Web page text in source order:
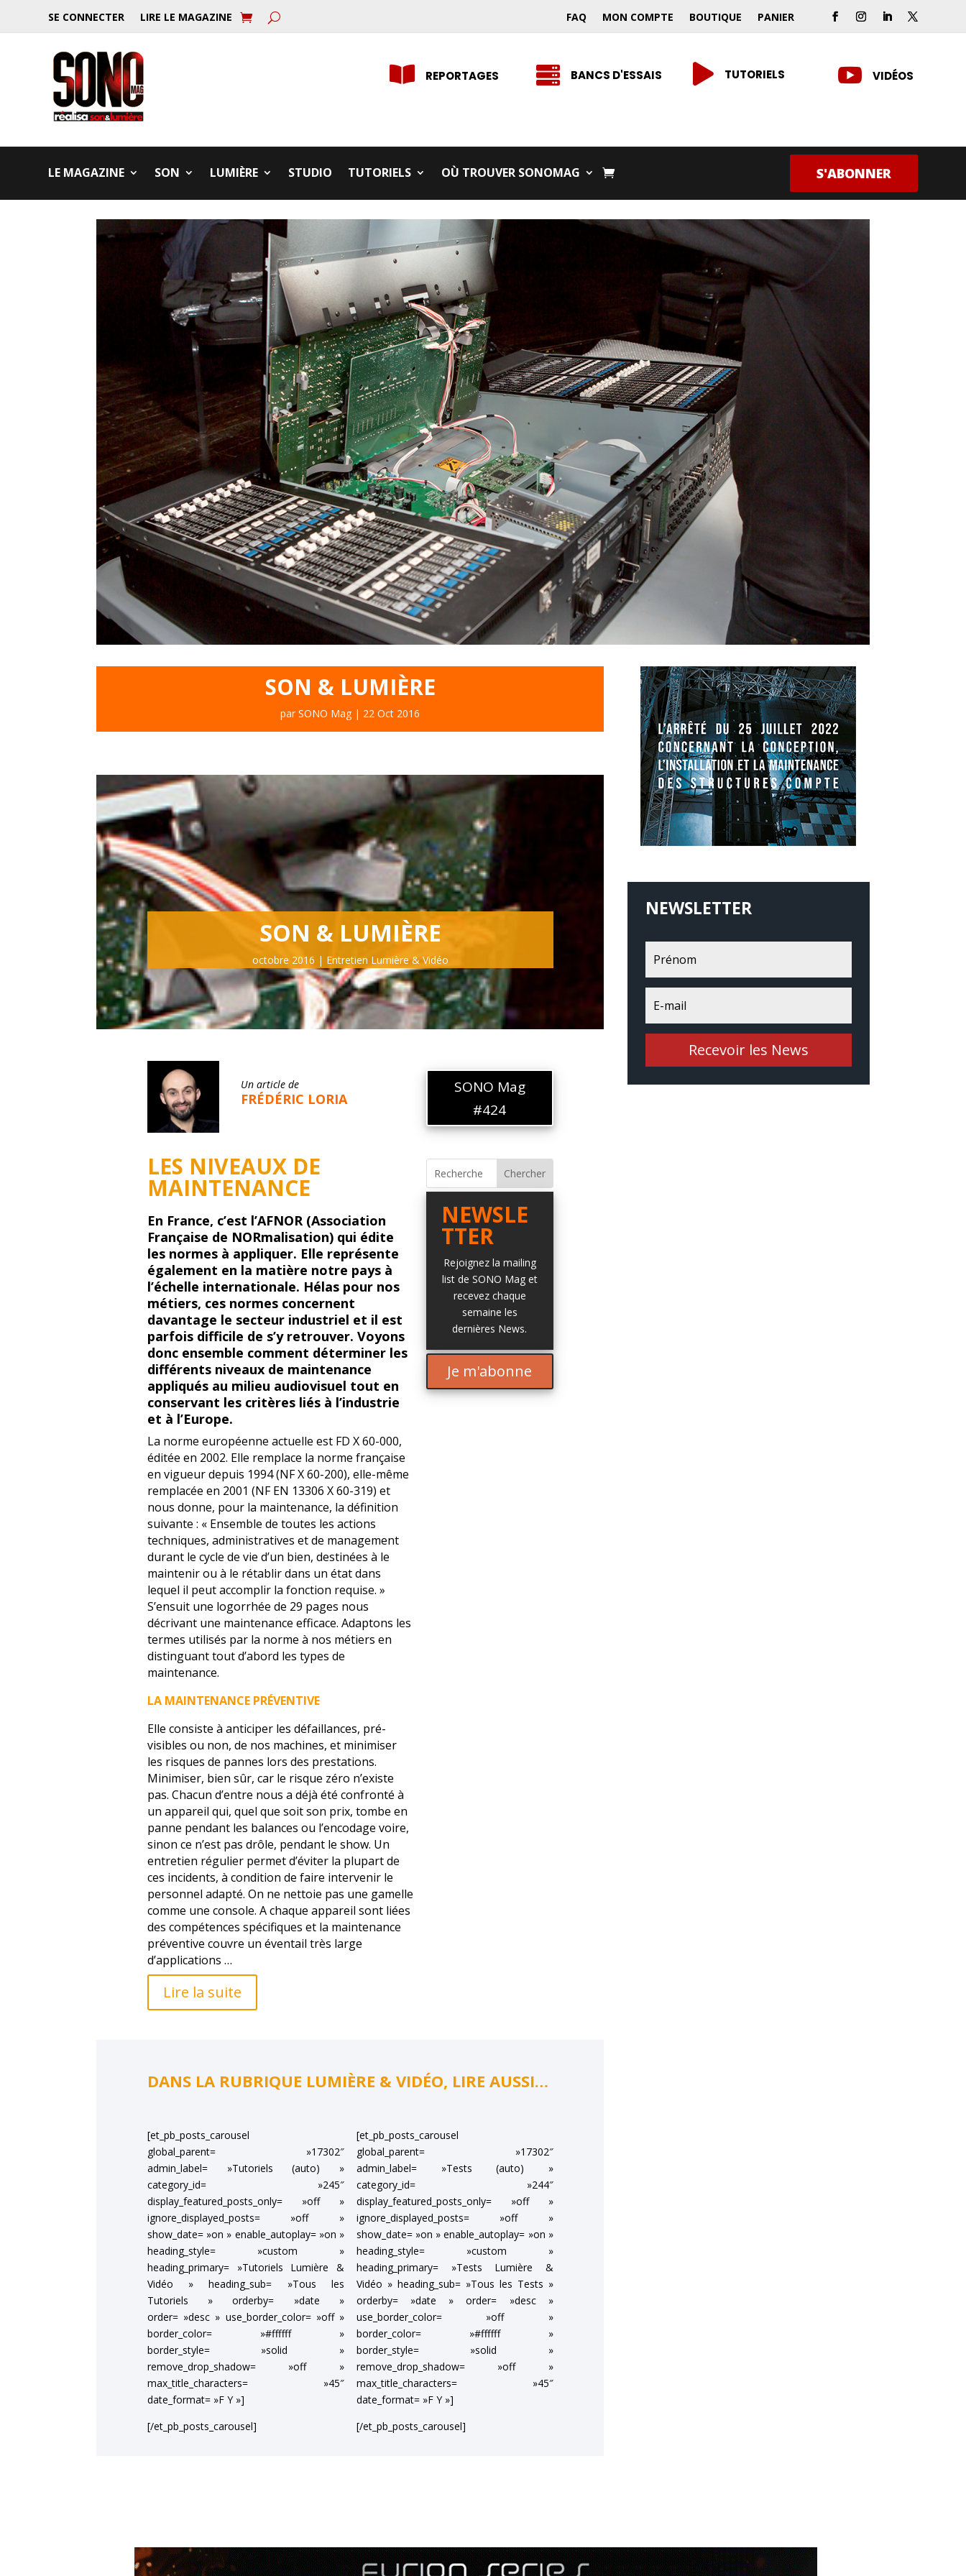
SE CONNECTER LIRE LE MAGAZINE FAQ MON COMPTE BOUTIQUE PANIER
 REPORTAGES  BANCS D'ESSAIS  TUTORIELS  VIDÉOS
LE MAGAZINE SON LUMIÈRE STUDIO TUTORIELS OÙ TROUVER SONOMAG S'ABONNER
SON & LUMIÈRE
parSONO Mag| 22 Oct 2016
SON & LUMIÈRE
octobre 2016 Entretien Lumière & Vidéo
Un article de
FRÉDÉRIC LORIA
SONO Mag
#424
LES NIVEAUX DE
MAINTENANCE
En France, c’est l’AFNOR (Association
Française de NORmalisation) qui édite
les normes à appliquer. Elle représente
également en la matière notre pays à
l’échelle internationale. Hélas pour nos
métiers, ces normes concernent
davantage le secteur industriel et il est
parfois difficile de s’y retrouver. Voyons
donc ensemble comment déterminer les
différents niveaux de maintenance
appliqués au milieu audiovisuel tout en
conservant les critères liés à l’industrie
et à l’Europe.
La norme européenne actuelle est FD X 60-000,
éditée en 2002. Elle remplace la norme française
en vigueur depuis 1994 (NF X 60-200), elle-même
remplacée en 2001 (NF EN 13306 X 60-319) et
nous donne, pour la maintenance, la définition
suivante : « Ensemble de toutes les actions
techniques, administratives et de management
durant le cycle de vie d’un bien, destinées à le
maintenir ou à le rétablir dans un état dans
lequel il peut accomplir la fonction requise. »
S’ensuit une logorrhée de 29 pages nous
décrivant une maintenance efficace. Adaptons les
termes utilisés par la norme à nos métiers en
distinguant tout d’abord les types de
maintenance.
LA MAINTENANCE PRÉVENTIVE
Elle consiste à anticiper les défaillances, pré-
visibles ou non, de nos machines, et minimiser
les risques de pannes lors des prestations.
Minimiser, bien sûr, car le risque zéro n’existe
pas. Chacun d’entre nous a déjà été confronté à
un appareil qui, quel que soit son prix, tombe en
panne pendant les balances ou l’encodage voire,
sinon ce n’est pas drôle, pendant le show. Un
entretien régulier permet d’éviter la plupart de
ces incidents, à condition de faire intervenir le
personnel adapté. On ne nettoie pas une gamelle
comme une console. A chaque appareil sont liées
des compétences spécifiques et la maintenance
préventive couvre un éventail très large
d’applications …
Lire la suite
NEWSLE
TTER
Rejoignez la mailing
list de SONO Mag et
recevez chaque
semaine les
dernières News.
Je m'abonne
DANS LA RUBRIQUE LUMIÈRE & VIDÉO, LIRE AUSSI…
[et_pb_posts_carousel
global_parent= »17302″
admin_label= »Tutoriels (auto) »
category_id= »245″
display_featured_posts_only= »off »
ignore_displayed_posts= »off »
show_date= »on » enable_autoplay= »on »
heading_style= »custom »
heading_primary= »Tutoriels Lumière &
Vidéo » heading_sub= »Tous les
Tutoriels » orderby= »date »
order= »desc » use_border_color= »off »
border_color= »#ffffff »
border_style= »solid »
remove_drop_shadow= »off »
max_title_characters= »45″
date_format= »F Y »]
[/et_pb_posts_carousel]
[et_pb_posts_carousel
global_parent= »17302″
admin_label= »Tests (auto) »
category_id= »244″
display_featured_posts_only= »off »
ignore_displayed_posts= »off »
show_date= »on » enable_autoplay= »on »
heading_style= »custom »
heading_primary= »Tests Lumière &
Vidéo » heading_sub= »Tous les Tests »
orderby= »date » order= »desc »
use_border_color= »off »
border_color= »#ffffff »
border_style= »solid »
remove_drop_shadow= »off »
max_title_characters= »45″
date_format= »F Y »]
[/et_pb_posts_carousel]
NEWSLETTER